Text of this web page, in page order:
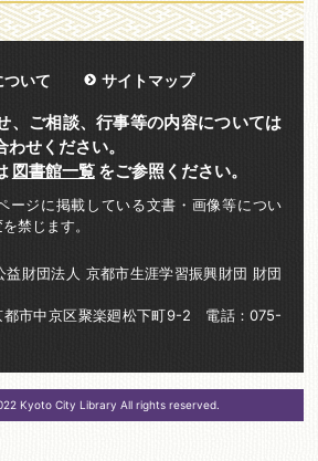
ついて サイトマップ
、ご相談、行事等の内容については
せください。
図書館一覧をご参照ください。
ージに掲載している文書・画像等につい
禁じます。
益財団法人 京都市生涯学習振興財団 財団
都市中京区聚楽廻松下町9-2 電話：075-
Kyoto City Library All rights reserved.